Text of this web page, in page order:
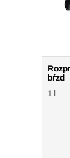
bŕzd
1 l